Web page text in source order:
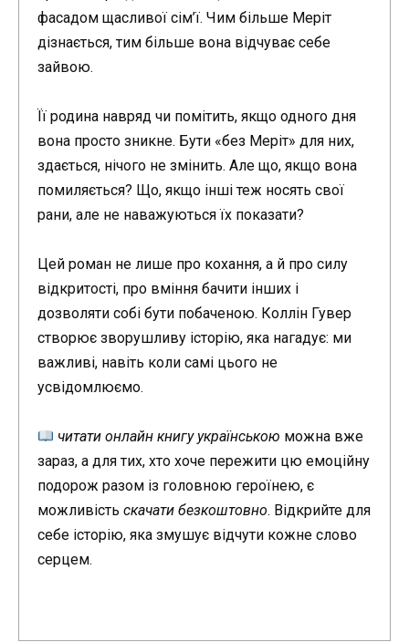
фасадом щасливої сім’ї. Чим більше Меріт
дізнається, тим більше вона відчуває себе
зайвою.
Її родина навряд чи помітить, якщо одного дня
вона просто зникне. Бути «без Меріт» для них,
здається, нічого не змінить. Але що, якщо вона
помиляється? Що, якщо інші теж носять свої
рани, але не наважуються їх показати?
Цей роман не лише про кохання, а й про силу
відкритості, про вміння бачити інших і
дозволяти собі бути побаченою. Коллін Гувер
створює зворушливу історію, яка нагадує: ми
важливі, навіть коли самі цього не
усвідомлюємо.
читати онлайн книгу українською можна вже
зараз, а для тих, хто хоче пережити цю емоційну
подорож разом із головною героїнею, є
можливість скачати безкоштовно. Відкрийте для
себе історію, яка змушує відчути кожне слово
серцем.